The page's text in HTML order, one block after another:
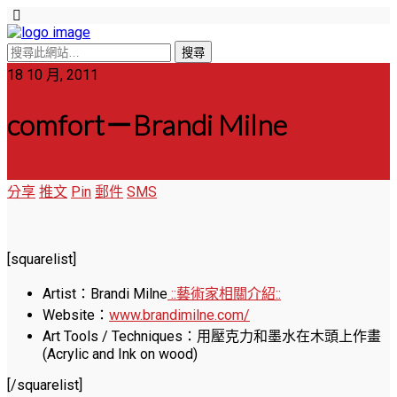
18 10 月, 2011
comfort－Brandi Milne
分享 推文 Pin 郵件 SMS
[squarelist]
Artist：Brandi Milne ::藝術家相關介紹::
Website： www.brandimilne.com/
Art Tools / Techniques：用壓克力和墨水在木頭上作畫
(Acrylic and Ink on wood)
[/squarelist]